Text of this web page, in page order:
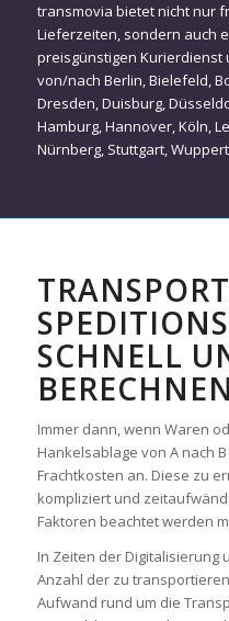
transmovia bietet nicht nur
Lieferzeiten, sondern auch
preisgünstigen Kurierdienst
von/nach Berlin,Bielefeld,
Dresden,Duisburg,
Hamburg,Hannover,Köln,
Nürnberg, Stuttgart,
SCHNELL
BERECHNEN
Immer dann, wenn Waren
Hankelsablage von A nach
Frachtkosten an. Diese zu
kompliziert und
Faktoren beachtet werden
In Zeiten der Digitalisierung
Anzahl der zu
Aufwand rund um die